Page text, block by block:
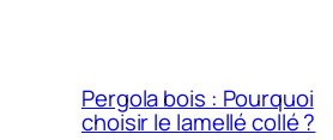
Pergola bois : Pourquoi
choisir le lamellé collé ?